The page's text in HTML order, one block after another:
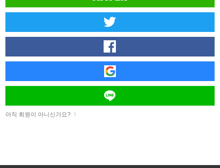
아직 회원이 아니신가요?